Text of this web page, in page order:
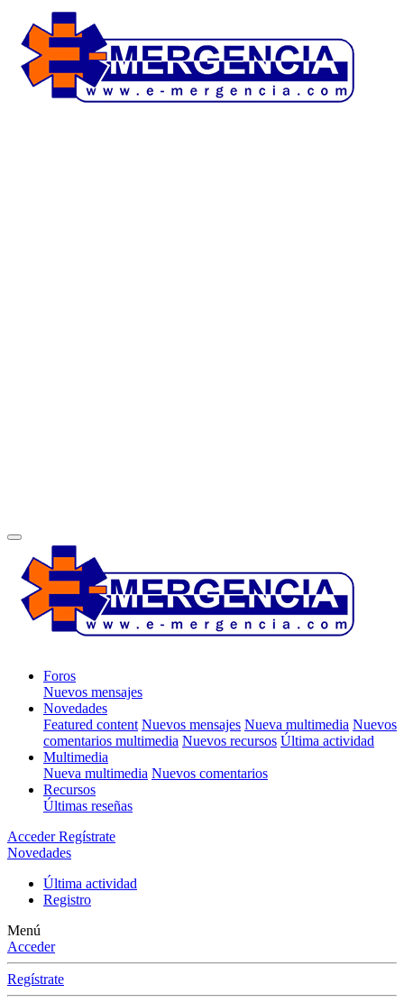
Foros
Nuevos mensajes
Novedades
Featured content Nuevos mensajes Nueva multimedia Nuevos
comentarios multimedia Nuevos recursos Última actividad
Multimedia
Nueva multimedia Nuevos comentarios
Recursos
Últimas reseñas
Acceder Regístrate
Novedades
Última actividad
Registro
Menú
Acceder
Regístrate